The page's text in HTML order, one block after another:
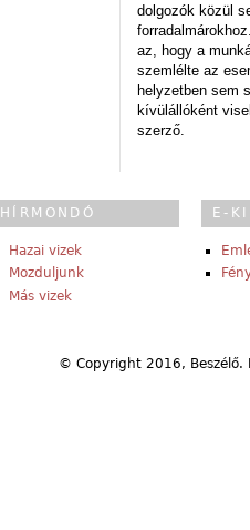
dolgozók közül
az, hogy a
szemlélte az
helyzetben sem
kívülállóként
szerző.
HÍRMONDÓ
Hazai vizek
Mozduljunk
Más vizek
E-
© Copyright 2016,